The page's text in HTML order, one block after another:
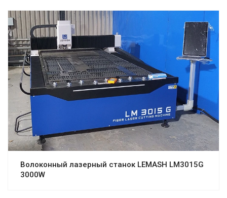
Волоконный лазерный станок LEMASH LM3015G
3000W